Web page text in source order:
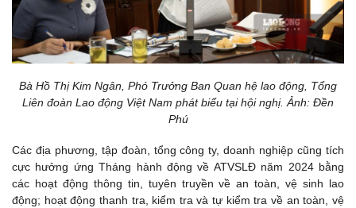
Bà Hồ Thị Kim Ngân, Phó Trưởng Ban Quan hệ lao động, Tổng
Liên đoàn Lao động Việt Nam phát biểu tại hội nghị. Ảnh: Đền
Phú
Các địa phương, tập đoàn, tổng công ty, doanh nghiệp cũng tích
cực hưởng ứng Tháng hành động về ATVSLĐ năm 2024 bằng
các hoạt động thông tin, tuyên truyền về an toàn, vệ sinh lao
động; hoạt động thanh tra, kiểm tra và tự kiểm tra về an toàn, vệ